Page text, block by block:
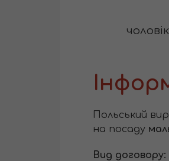
Польський
на посаду
Вид договору: